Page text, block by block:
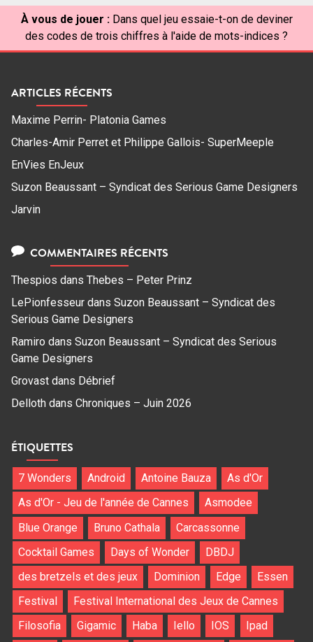
À vous de jouer : Dans quel jeu essaie-t-on de deviner
des codes de trois chiffres à l'aide de mots-indices ?
ARTICLES RÉCENTS
Maxime Perrin- Platonia Games
Charles-Amir Perret et Philippe Gallois- SuperMeeple
EnVies EnJeux
Suzon Beaussant – Syndicat des Serious Game Designers
Jarvin
COMMENTAIRES RÉCENTS
Thespios dans Thebes – Peter Prinz
LePionfesseur dans Suzon Beaussant – Syndicat des
Serious Game Designers
Ramiro dans Suzon Beaussant – Syndicat des Serious
Game Designers
Grovast dans Débrief
Delloth dans Chroniques – Juin 2026
ÉTIQUETTES
7 Wonders Android Antoine Bauza
As d'Or
As d'Or - Jeu de l'année de Cannes
Asmodee
Blue Orange
Bruno Cathala
Carcassonne
Cocktail Games
Days of Wonder
DBDJ
des bretzels et des jeux
Dominion Edge
Essen
Festival
Festival International des Jeux de Cannes
Filosofia
Gigamic Haba Iello IOS Ipad